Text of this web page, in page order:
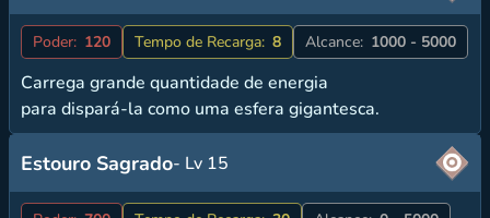
Poder: 120 Tempo de Recarga: 8 Alcance: 1000 - 5000
Carrega grande quantidade de energia
para dispará-la como uma esfera gigantesca.
Estouro Sagrado- Lv 15